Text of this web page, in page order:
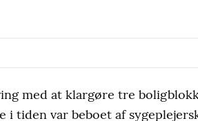
med at klargøre tre
i tiden var beboet af